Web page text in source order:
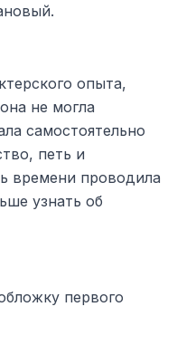
опыта,
не могла
самостоятельно
петь и
времени проводила
узнать об
первого